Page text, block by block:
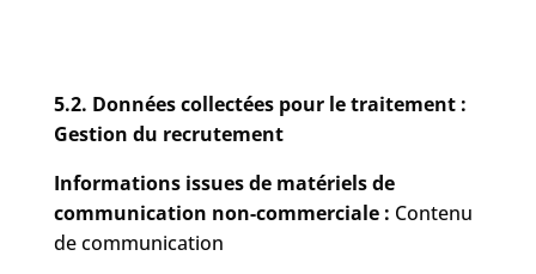
5.2. Données collectées pour le traitement :
Gestion du recrutement
Informations issues de matériels de
communication non-commerciale : Contenu
de communication